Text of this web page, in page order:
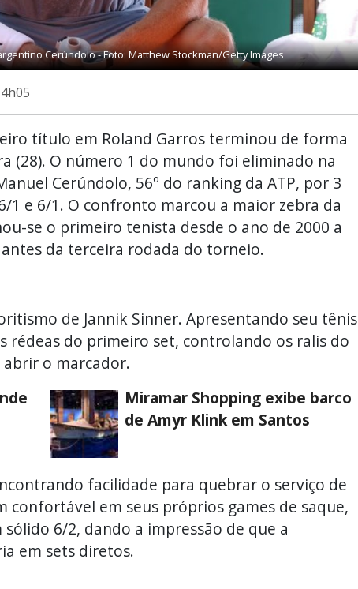
Cerúndolo - Foto: Matthew Stockman/Getty Images
título em Roland Garros terminou de forma
(28). O número 1 do mundo foi eliminado na
Cerúndolo, 56º do ranking da ATP, por 3
1 e 6/1. O confronto marcou a maior zebra da
se o primeiro tenista desde o ano de 2000 a
da terceira rodada do torneio.
de Jannik Sinner. Apresentando seu tênis
rédeas do primeiro set, controlando os ralis do
o marcador.
Miramar Shopping exibe barco
de Amyr Klink em Santos
facilidade para quebrar o serviço de
em seus próprios games de saque,
6/2, dando a impressão de que a
em sets diretos.